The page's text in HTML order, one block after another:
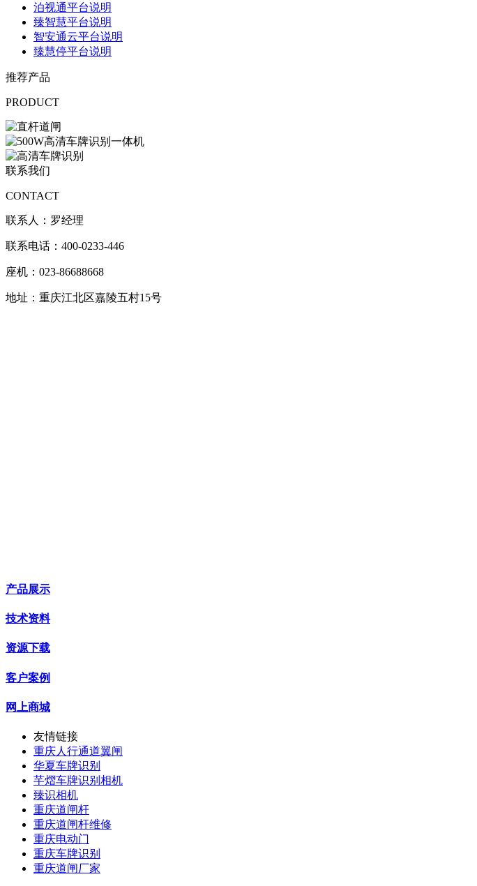
泊视通平台说明
臻智慧平台说明
智安通云平台说明
臻慧停平台说明
推荐产品
PRODUCT
联系我们
CONTACT
联系人：罗经理
联系电话：400-0233-446
座机：023-86688668
地址：重庆江北区嘉陵五村15号
产品展示
技术资料
资源下载
客户案例
网上商城
友情链接
重庆人行通道翼闸
华夏车牌识别
芊熠车牌识别相机
臻识相机
重庆道闸杆
重庆道闸杆维修
重庆电动门
重庆车牌识别
重庆道闸厂家